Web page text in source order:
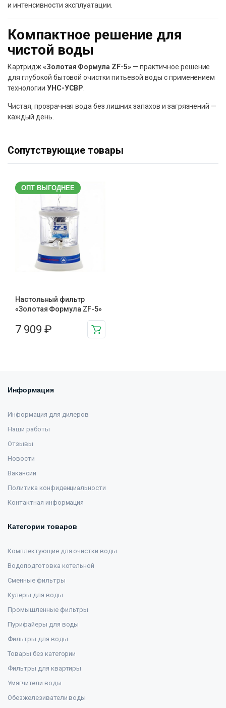
и интенсивности эксплуатации.
Компактное решение для
чистой воды
Картридж «Золотая Формула ZF-5» — практичное решение
для глубокой бытовой очистки питьевой воды с применением
технологии УНС-УСВР
Чистая, прозрачная вода без лишних запахов и загрязнений —
каждый день.
Сопутствующие товары
ОПТ ВЫГОДНЕЕ
Настольный фильтр
«Золотая Формула ZF-5»
7 909 ₽
Информация
Информация для дилеров
Наши работы
Отзывы
Новости
Вакансии
Политика конфиденциальности
Контактная информация
Категории товаров
Комплектующие для очистки воды
Водоподготовка котельной
Сменные фильтры
Кулеры для воды
Промышленные фильтры
Пурифайеры для воды
Фильтры для воды
Товары без категории
Фильтры для квартиры
Умягчители воды
Обезжелезиватели воды